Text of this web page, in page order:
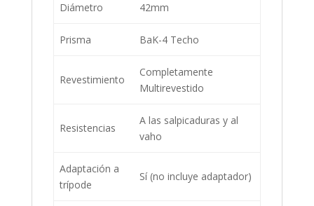
Diámetro 42mm
Prisma BaK-4 Techo
Revestimiento
Completamente
Multirevestido
Resistencias
A las salpicaduras y al
vaho
Adaptación a
trípode
Sí (no incluye adaptador)